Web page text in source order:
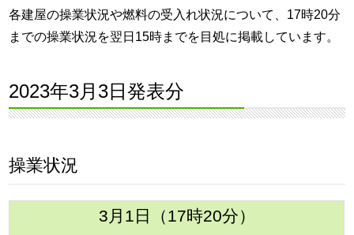
各建屋の操業状況や燃料の受入れ状況について、17時20分
までの操業状況を翌日15時までを目処に掲載しています。
2023年3月3日発表分
操業状況
3月1日（17時20分）